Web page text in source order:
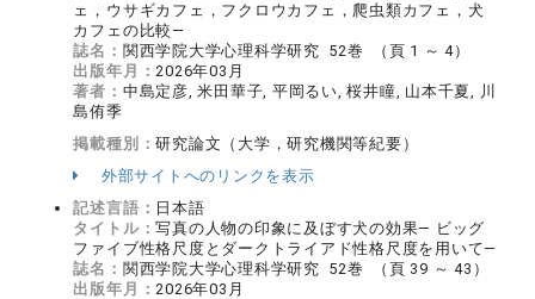
ェ，ウサギカフェ，フクロウカフェ，爬虫類カフェ，犬
カフェの比較―
誌名： 関西学院大学心理科学研究 52巻 （頁 1 ～ 4）
出版年月：2026年03月
著者： 中島定彦, 米田華子, 平岡るい, 桜井瞳, 山本千夏, 川
島侑季
掲載種別：研究論文（大学，研究機関等紀要）
外部サイトへのリンクを表示
記述言語： 日本語
タイトル：写真の人物の印象に及ぼす犬の効果― ビッグ
ファイブ性格尺度とダークトライアド性格尺度を用いて―
誌名： 関西学院大学心理科学研究 52巻 （頁 39 ～ 43）
出版年月：2026年03月